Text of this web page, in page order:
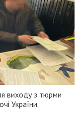
виходу з тюрми
України.